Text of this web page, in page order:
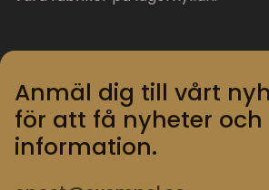
Anmäl dig till vårt
för att få nyheter och
information.